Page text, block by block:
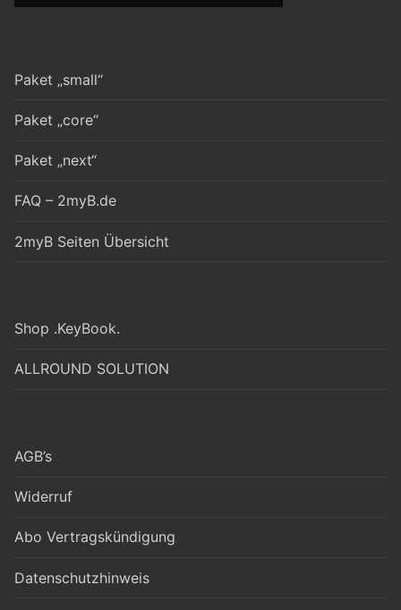
Paket „small“
Paket „core“
Paket „next“
FAQ – 2myB.de
2myB Seiten Übersicht
Shop .KeyBook.
ALLROUND SOLUTION
AGB’s
Widerruf
Abo Vertragskündigung
Datenschutzhinweis